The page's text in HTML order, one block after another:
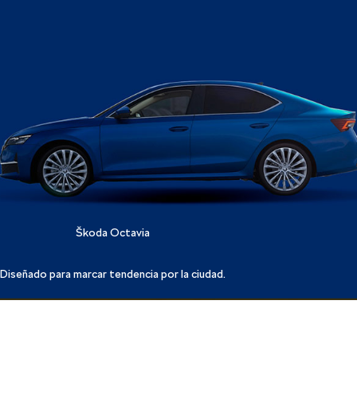
Škoda Octavia
Diseñado para marcar tendencia por la ciudad.